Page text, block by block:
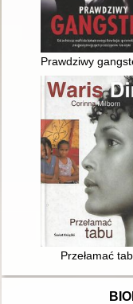
Prawdziwy
Przełamać